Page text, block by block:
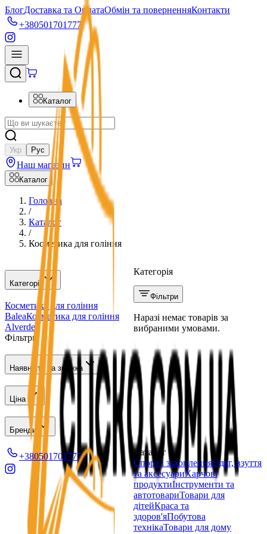
БлогДоставка та ОплатаОбмін та поверненняКонтакти
+380501701777
Каталог
Укр Рус
Наш магазин
Каталог
Головна
/
Каталог
/
Косметика для гоління
Категорії
Косметика для гоління
BaleaКосметика для гоління
Alverde
Фільтри
Наявність та знижка
Ціна
Бренди
Категорія
Фільтри
Наразі немає товарів за
вибраними умовами.
+380501701777
Каталог
Спорт і захопленняОдяг, взуття
та аксесуариХарчові
продуктиІнструменти та
автотовариТовари для
дітейКраса та
здоров'яПобутова
технікаТовари для дому